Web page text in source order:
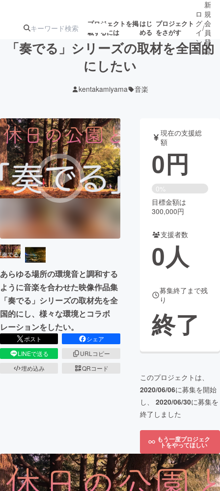
プロジェクトを掲
載するには
はじ
める
プロジェクト
をさがす
ジェクト
募集終了が近いプ
ロジェクト
アート・写真 音楽
テクノロジー・ガジェット ゲーム・サ
映像・映画 書籍・雑誌
チャレンジ
まちづくり・地域活性化
CAMPFIRE for Social Good
CAMPFIRE Creation
CAMPFIREふるさと納税machi-ya
ロ
グ
イ
ン
/
新
規
会
員
登
録
「奏でる」シリーズの取材を全国的
にしたい
kentakamiyama 音楽
あらゆる場所の環境音と調和する
ように音楽を合わせた映像作品集
「奏でる」シリーズの取材先を全
国的にし、様々な環境とコラボ
レーションをしたい。
ポスト
シェア
LINEで送る
URLコピー
埋め込み
QRコード
現在の支援総
額
0円
0%
目標金額は
300,000円
支援者数
0人
募集終了まで残
り
終了
このプロジェクトは、
2020/06/06に募集を開始
し、 2020/06/30に募集を
終了しました
もう一度プロジェク
トをやってほしい